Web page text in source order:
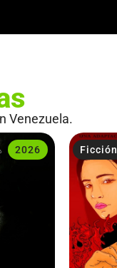
Venezuela.
2026 Ficción